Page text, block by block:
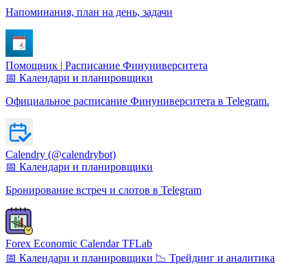
Напоминания, план на день, задачи
Помощник | Расписание Финуниверситета
📅 Календари и планировщики
Официальное расписание Финуниверситета в Telegram.
Calendry (@calendrybot)
📅 Календари и планировщики
Бронирование встреч и слотов в Telegram
Forex Economic Calendar TFLab
📅 Календари и планировщики 📉 Трейдинг и аналитика